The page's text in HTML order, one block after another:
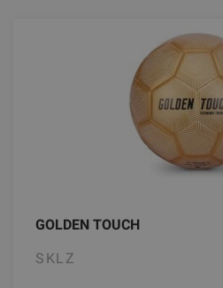
GOLDEN TOUCH
SKLZ